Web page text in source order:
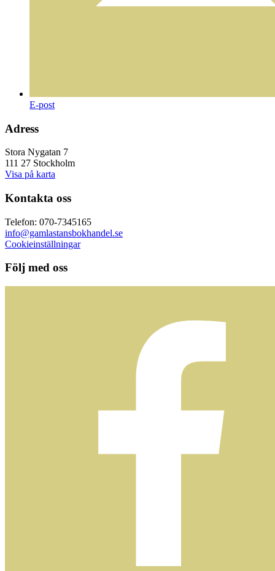
E-post
Adress
Stora Nygatan 7
111 27 Stockholm
Visa på karta
Kontakta oss
Telefon: 070-7345165
info@gamlastansbokhandel.se
Cookieinställningar
Följ med oss